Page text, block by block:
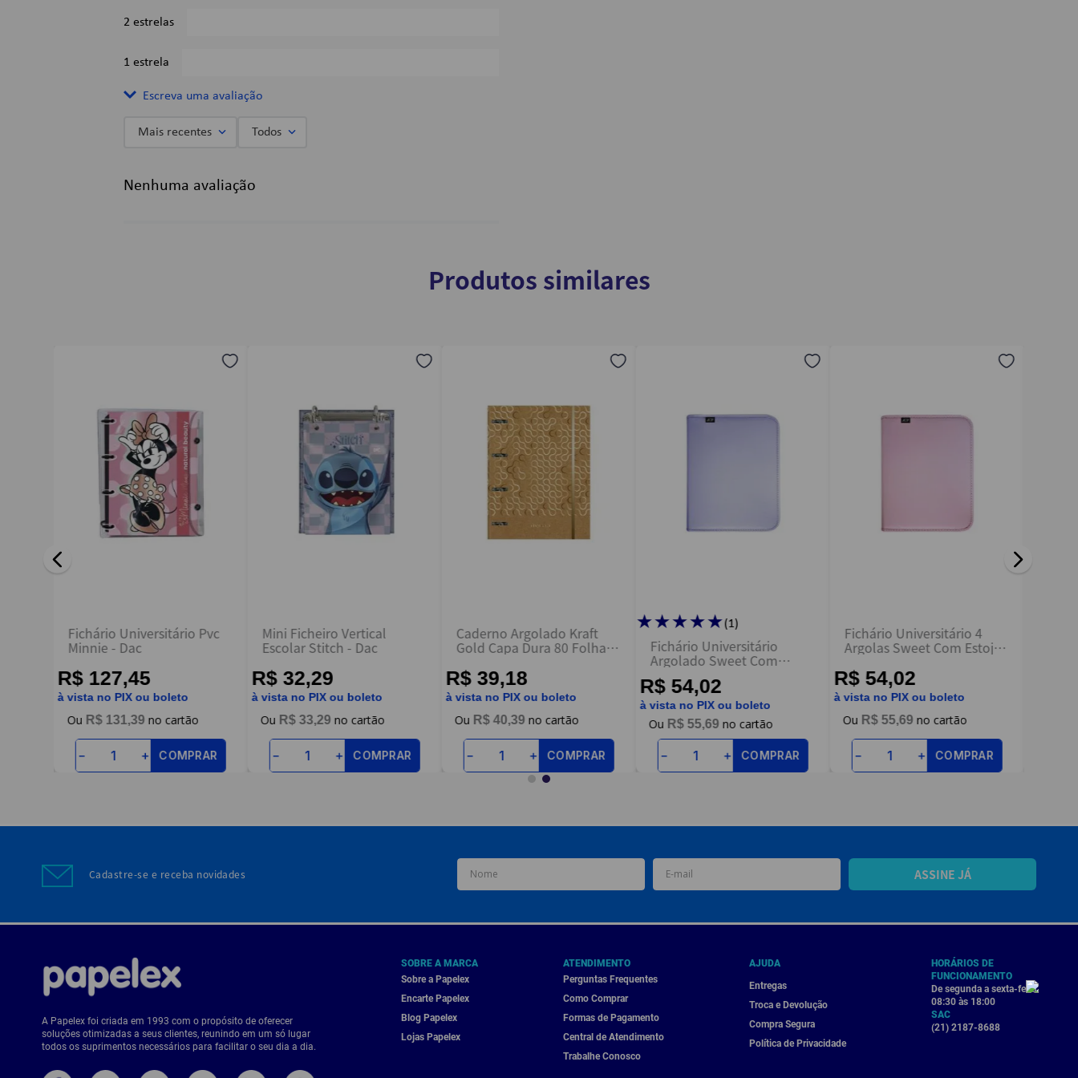
2 estrelas
1 estrela
Escreva uma avaliação
Título
Escreva uma avaliação
Mais recentes Todos
Nenhuma avaliação
Produtos similares
Fichário Universitário Pvc
Minnie - Dac
R$ 127,45
à vista no PIX ou boleto
R$ 131,39
＋
－ COMPRAR
Mini Ficheiro Vertical
Escolar Stitch - Dac
R$ 32,29
à vista no PIX ou boleto
R$ 33,29
＋
－ COMPRAR
Caderno Argolado Kraft
Gold Capa Dura 80 Folhas
R$ 39,18
à vista no PIX ou boleto
R$ 40,39
＋
－ COMPRAR
★★★★★(1)
Fichário Universitário
Argolado Sweet Com
Estojo Lilás - Acp
R$ 54,02
à vista no PIX ou boleto
R$ 55,69
＋
－ COMPRAR
Fichário Universitário 4
Argolas Sweet Com Estojo
R$ 54,02
à vista no PIX ou boleto
R$ 55,69
＋
－ COMPRAR
Cadastre-se e receba novidades ASSINE JÁ
A Papelex foi criada em 1993 com o propósito de oferecer
soluções otimizadas a seus clientes, reunindo em um só lugar
todos os suprimentos necessários para facilitar o seu dia a dia.
SOBRE A MARCA
Sobre a Papelex
Encarte Papelex
Blog Papelex
Lojas Papelex
ATENDIMENTO
Perguntas Frequentes
Como Comprar
Formas de Pagamento
Central de Atendimento
Trabalhe Conosco
AJUDA
Entregas
Troca e Devolução
Compra Segura
Política de Privacidade
HORÁRIOS DE
FUNCIONAMENTO
De segunda a sexta-feira
08:30 às 18:00
SAC
(21) 2187-8688